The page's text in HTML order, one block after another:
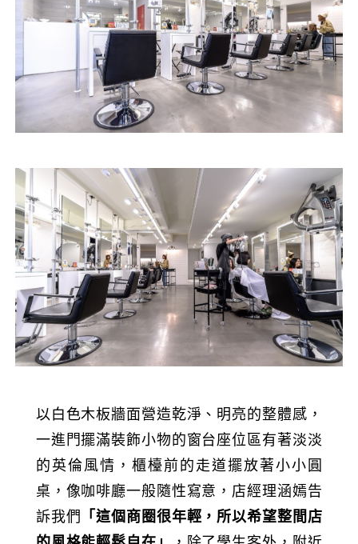
以白色木板牆面營造乾淨、明亮的整體感，
一進門擺滿裝飾小物的窗台座位區有著淡淡
的英倫風情，櫃檯前的走道擺放著小小圓
桌，像咖啡廳一般隨性寫意，店經理涵嫣告
訴我們
「這個商圈很年輕，所以希望整間店